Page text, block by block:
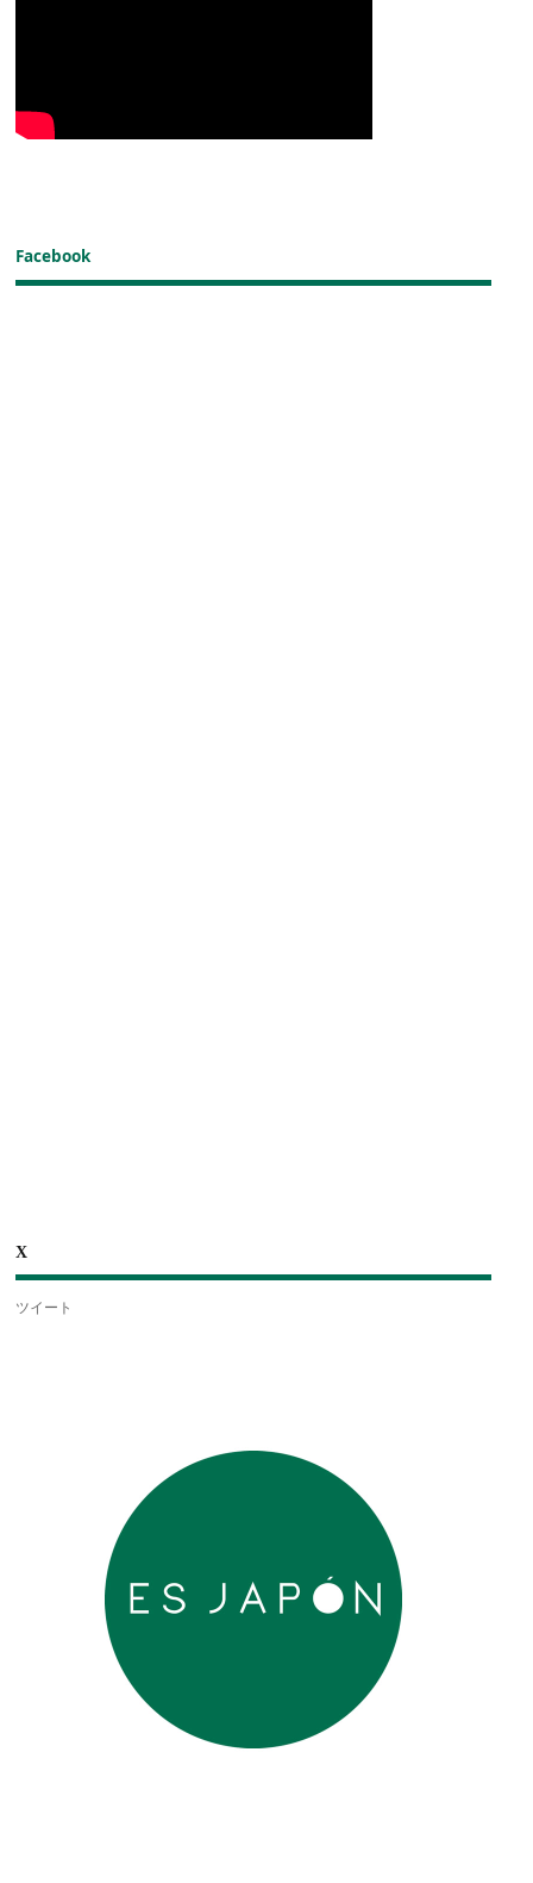
Facebook
X
ツイート